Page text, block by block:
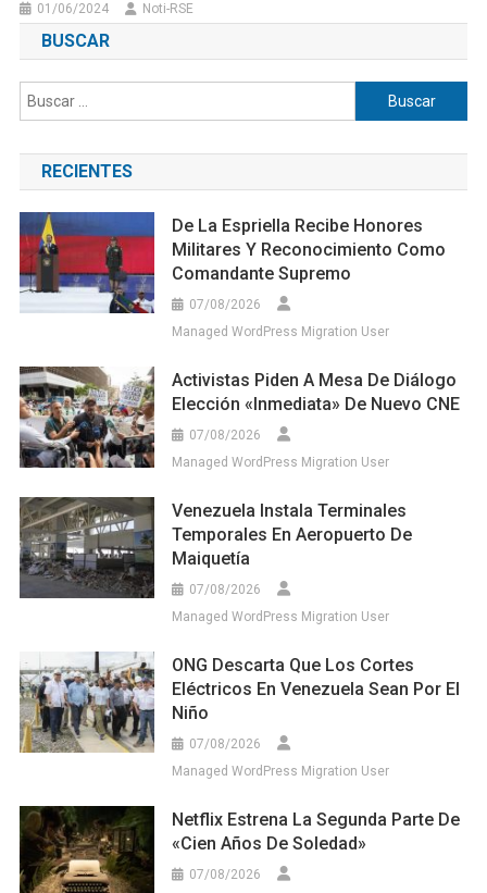
01/06/2024 Noti-RSE
BUSCAR
Buscar:
RECIENTES
De La Espriella Recibe Honores
Militares Y Reconocimiento Como
Comandante Supremo
07/08/2026
Managed WordPress Migration User
Activistas Piden A Mesa De Diálogo
Elección «inmediata» De Nuevo CNE
07/08/2026
Managed WordPress Migration User
Venezuela Instala Terminales
Temporales En Aeropuerto De
Maiquetía
07/08/2026
Managed WordPress Migration User
ONG Descarta Que Los Cortes
Eléctricos En Venezuela Sean Por El
Niño
07/08/2026
Managed WordPress Migration User
Netflix Estrena La Segunda Parte De
«Cien Años De Soledad»
07/08/2026